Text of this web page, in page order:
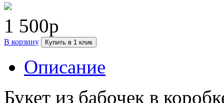
1 500р
В корзину Купить в 1 клик
Описание
Букет из бабочек в